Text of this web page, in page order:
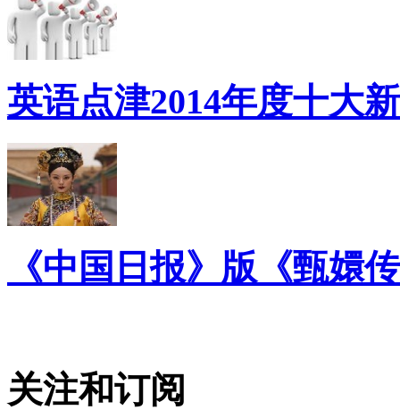
英语点津2014年度十大
《中国日报》版《甄嬛
关注和订阅